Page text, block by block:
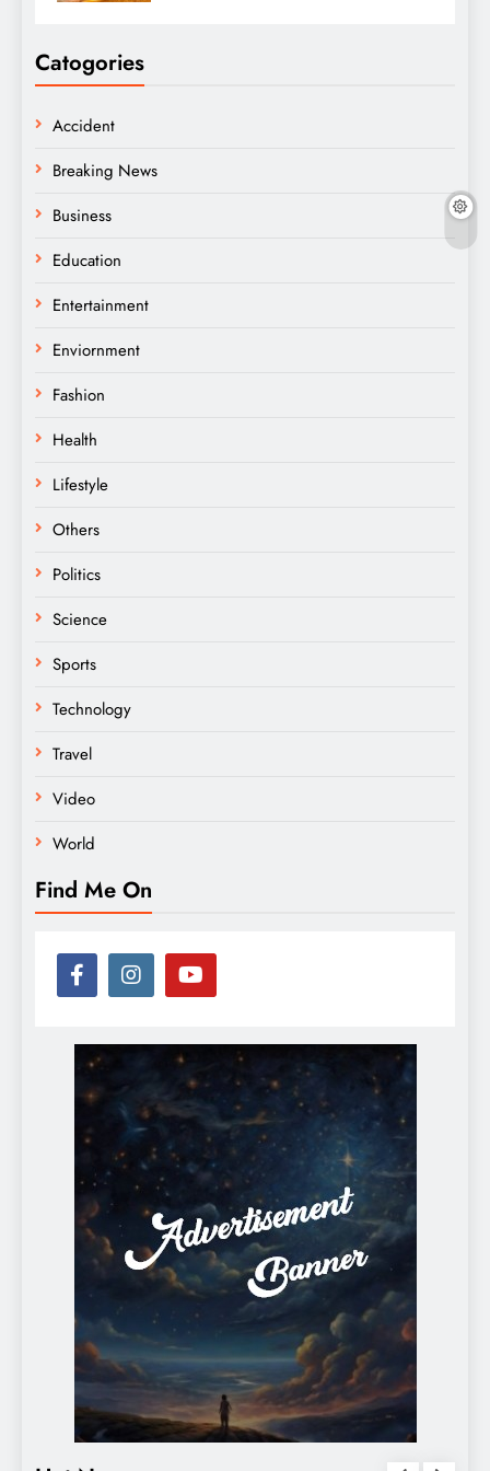
Catogories
Accident
Breaking News
Business
Education
Entertainment
Enviornment
Fashion
Health
Lifestyle
Others
Politics
Science
Sports
Technology
Travel
Video
World
Find Me On